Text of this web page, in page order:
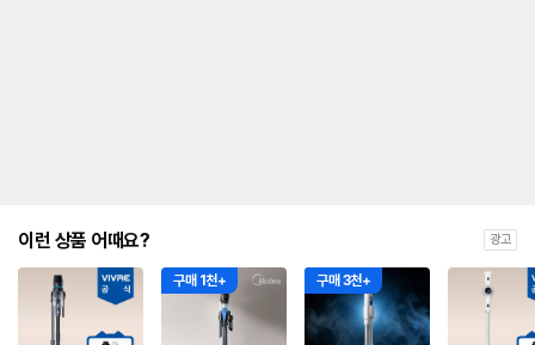
이런 상품 어때요? 광고
구매 1천+ 구매 3천+